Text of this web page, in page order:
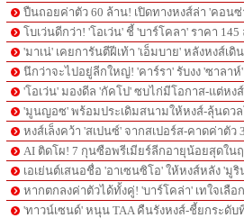
ปืนถอยค่าตัว 60 ล้าน! เปิดทางหงส์ล่า 'คอนซ่
โบเว่นดีกว่า! 'โอเว่น' ชี้ 'บาร์โคลา' ราคา
'มาเน่' เคยการันตีฝีเท้า 'เอ็มบาย' หลังหงส์เดิ
นึกว่าจะไปอยู่ลีกใหญ่! 'คาร์รา' รับงง 'ซาลา
'โอเว่น' มองดีล 'กัคโป' ซบไก่มีโอกาส-แต่ห
'มูนญอซ' พร้อมประเดิมสนามให้หงส์-ลุ้นดว
หงส์เล็งคว้า 'สเปนซ์' จากสเปอร์ส-คาดค่าตัว
AI ติดโผ! 7 กุนซือพรีเมียร์ลีกอายุน้อยสุดใน
เอเย่นต์เสนอชื่อ 'อาเซนซิโอ' ให้หงส์หลัง 'มู
หากตกลงค่าตัวได้ทั้งคู่! 'บาร์โคล่า' เทใจเลือ
'ทาวน์เซนด์' หนุน TAA คืนรังหงส์-ชี้ยกระดั